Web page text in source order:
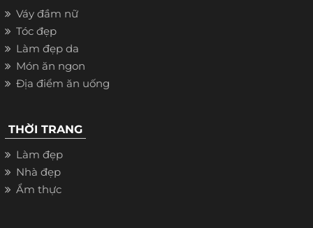
Váy đầm nữ
Tóc đẹp
Làm đẹp da
Món ăn ngon
Địa điểm ăn uống
THỜI TRANG
Làm đẹp
Nhà đẹp
Ẩm thực